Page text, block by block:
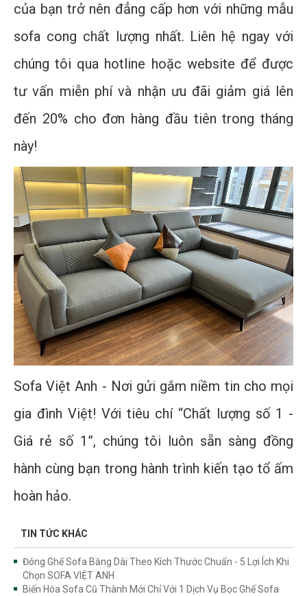
của bạn trở nên đẳng cấp hơn với những mẫu
sofa cong chất lượng nhất. Liên hệ ngay với
chúng tôi qua hotline hoặc website để được
tư vấn miễn phí và nhận ưu đãi giảm giá lên
đến 20% cho đơn hàng đầu tiên trong tháng
này!
Sofa Việt Anh - Nơi gửi gắm niềm tin cho mọi
gia đình Việt! Với tiêu chí “Chất lượng số 1 -
Giá rẻ số 1”, chúng tôi luôn sẵn sàng đồng
hành cùng bạn trong hành trình kiến tạo tổ ấm
hoàn hảo.
TIN TỨC KHÁC
Đóng Ghế Sofa Băng Dài Theo Kích Thước Chuẩn - 5 Lợi Ích Khi
Chọn SOFA VIỆT ANH
Biến Hóa Sofa Cũ Thành Mới Chỉ Với 1 Dịch Vụ Bọc Ghế Sofa